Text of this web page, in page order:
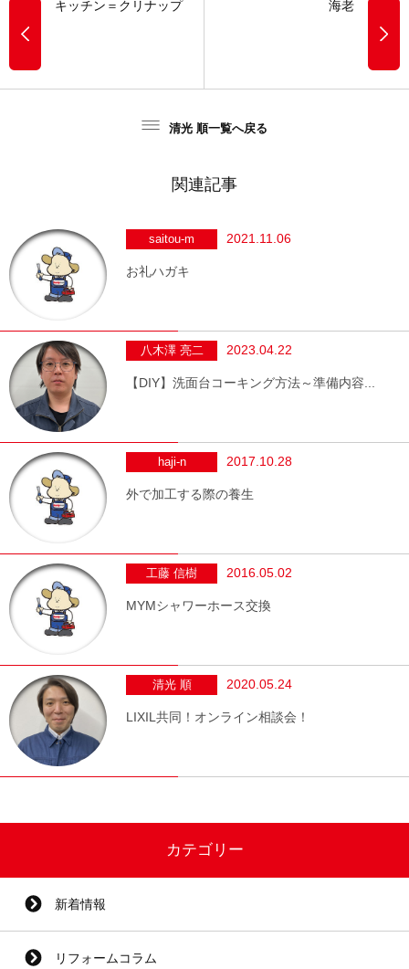
キッチン＝クリナップ 海老
清光 順一覧へ戻る
関連記事
saitou-m 2021.11.06
お礼ハガキ
八木澤 亮二 2023.04.22
【DIY】洗面台コーキング方法～準備内容...
haji-n 2017.10.28
外で加工する際の養生
工藤 信樹 2016.05.02
MYMシャワーホース交換
清光 順 2020.05.24
LIXIL共同！オンライン相談会！
カテゴリー
新着情報
リフォームコラム